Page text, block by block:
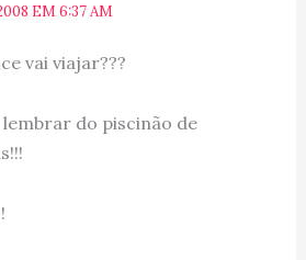
EM 6:37 AM
vai viajar???
do piscinão de